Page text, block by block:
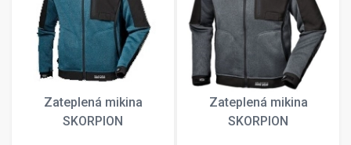
Zateplená mikina
SKORPION
Zateplená mikina
SKORPION